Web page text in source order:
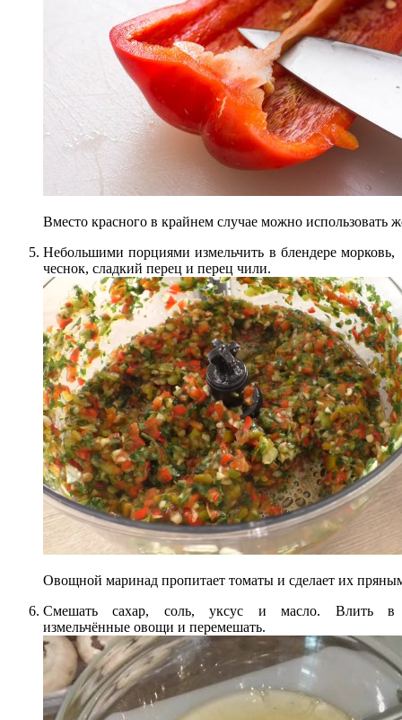
Вместо красного в крайнем случае можно использовать
Небольшими порциями измельчить в блендере морковь,
чеснок, сладкий перец и перец чили.
Овощной маринад пропитает томаты и сделает их
Смешать сахар, соль, уксус и масло. Влить в
измельчённые овощи и перемешать.